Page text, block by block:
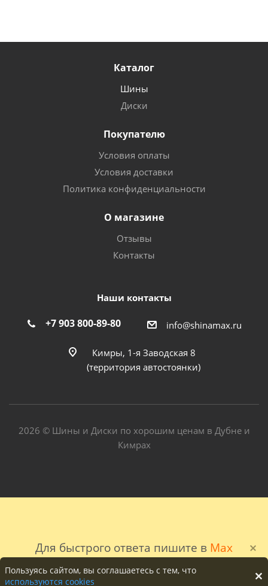
Для быстрого ответа пишите в Max
Каталог
Шины
Диски
Покупателю
Условия оплаты
Условия доставки
Политика конфиденциальности
О магазине
Отзывы
Контакты
Наши контакты
+7 903 800-89-80 info@shinamax.ru
Кимры, 1-я Заводская 8
(территория автостоянки)
2026 © Шины и Диски по хорошим ценам в Дубне и
Кимрах
Пользуясь сайтом, вы соглашаетесь с тем, что
используются cookies